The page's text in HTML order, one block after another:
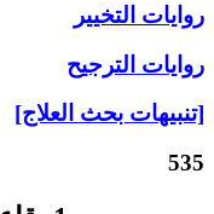
روايات التخيير
روايات الترجيح
[تنبيهات بحث العلاج]
535